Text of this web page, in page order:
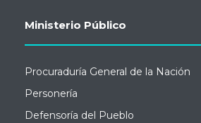
Ministerio Público
Procuraduría General de la Nación
Personería
Defensoría del Pueblo